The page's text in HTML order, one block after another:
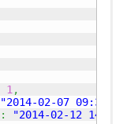
1 ,
"2014-02-07
:
"2014-02-12